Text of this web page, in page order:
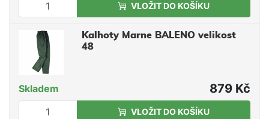
VLOŽIT DO KOŠÍKU
Kalhoty Marne BALENO velikost
48
Skladem 879 Kč
VLOŽIT DO KOŠÍKU